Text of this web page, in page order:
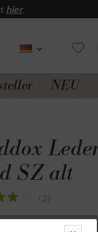
hier.
NEU
SZ alt
( 2)